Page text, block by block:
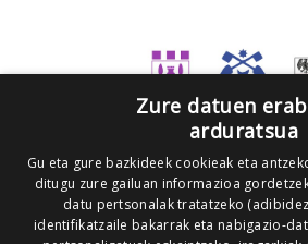
Zure datuen
arduratsua
Gu eta gure bazkideek cookieak eta
ditugu zure gailuan informazioa
datu pertsonalak tratatzeko
identifikatzaile bakarrak eta nabigazio-